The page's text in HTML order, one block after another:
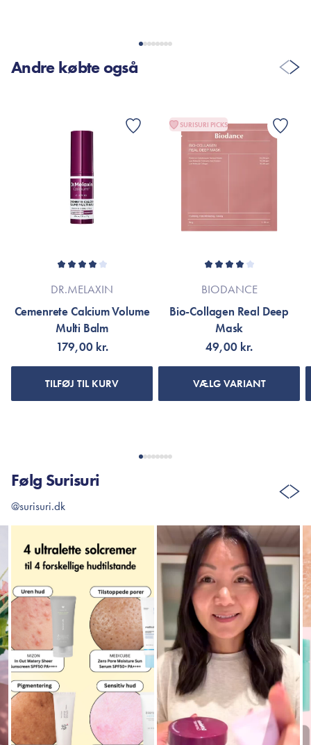
Andre købte også
DR.MELAXIN
Cemenrete Calcium Volume
Multi Balm
179,00 kr.
TILFØJ TIL KURV
SURISURI PICKS
BIODANCE
Bio-Collagen Real Deep
Mask
49,00 kr.
VÆLG VARIANT
Følg Surisuri
@surisuri.dk